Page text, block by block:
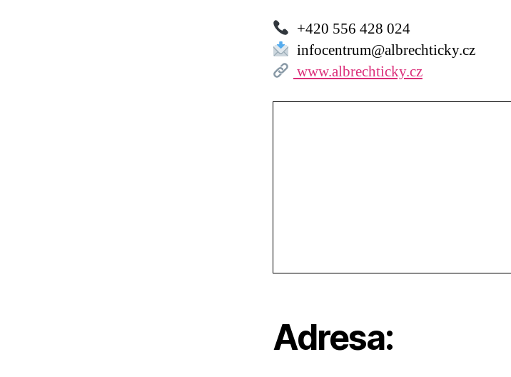
+420 556 428 024
infocentrum@albrechticky.cz
www.albrechticky.cz
Adresa: